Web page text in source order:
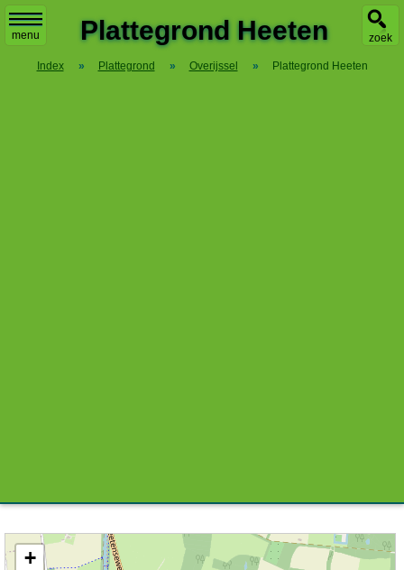
menu zoek
Plattegrond Heeten
Index » Plattegrond » Overijssel » Plattegrond Heeten
Kaart / Plattegrond Heeten centrum
+